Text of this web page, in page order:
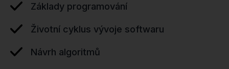
Základy programování
Životní cyklus vývoje softwaru
Návrh algoritmů